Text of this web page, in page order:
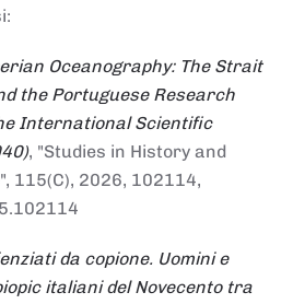
Oceanography: The Strait
the Portuguese Research
International Scientific
, "Studies in History and
115(C), 2026, 102114,
da copione. Uomini e
italiani del Novecento tra